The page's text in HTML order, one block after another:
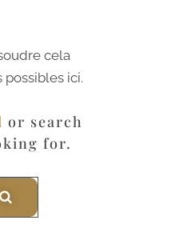
cela
ici.
or search
for.